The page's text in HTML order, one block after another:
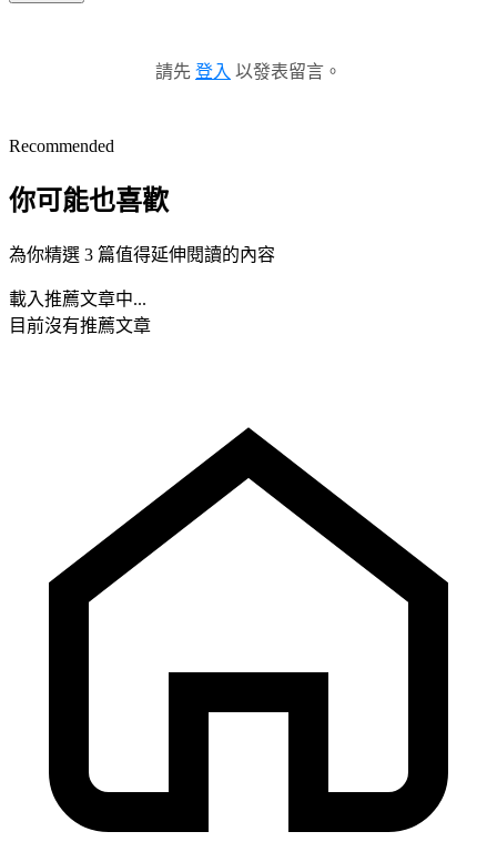
請先 登入 以發表留言。
Recommended
你可能也喜歡
為你精選 3 篇值得延伸閱讀的內容
載入推薦文章中...
目前沒有推薦文章